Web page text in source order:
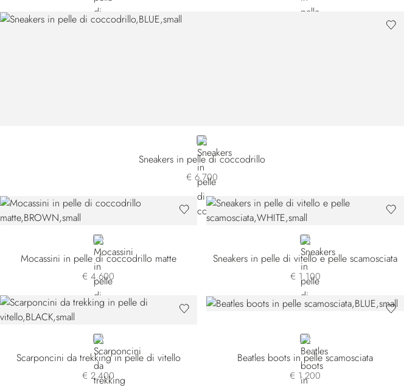
BLUE
Sneakers in pelle di coccodrillo
€ 6.700
BROWN
Mocassini in pelle di coccodrillo matte
€ 4.600
WHITE
Sneakers in pelle di vitello e pelle scamosciata
€ 1.100
BLACK
Scarponcini da trekking in pelle di vitello
€ 2.400
BLUE
Beatles boots in pelle scamosciata
€ 1.200